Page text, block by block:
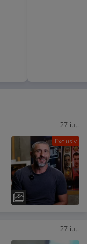
Exclusiv
27 iul.
27 iul.